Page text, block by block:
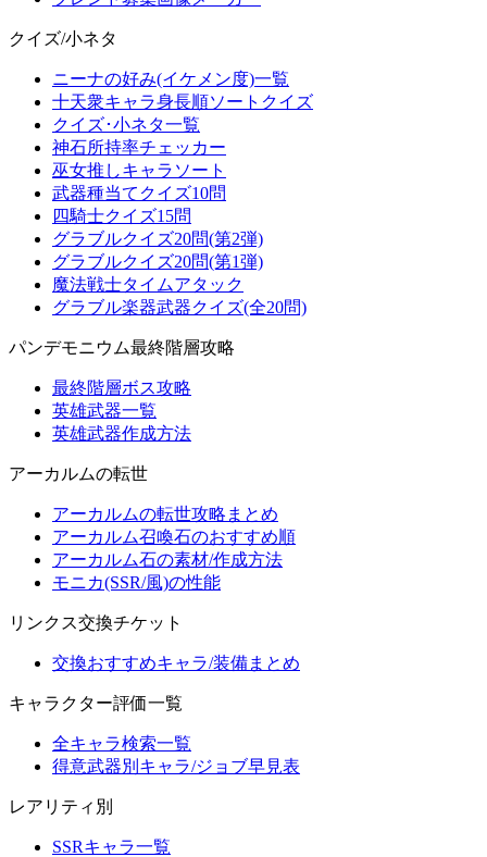
クイズ/小ネタ
ニーナの好み(イケメン度)一覧
十天衆キャラ身長順ソートクイズ
クイズ･小ネタ一覧
神石所持率チェッカー
巫女推しキャラソート
武器種当てクイズ10問
四騎士クイズ15問
グラブルクイズ20問(第2弾)
グラブルクイズ20問(第1弾)
魔法戦士タイムアタック
グラブル楽器武器クイズ(全20問)
パンデモニウム最終階層攻略
最終階層ボス攻略
英雄武器一覧
英雄武器作成方法
アーカルムの転世
アーカルムの転世攻略まとめ
アーカルム召喚石のおすすめ順
アーカルム石の素材/作成方法
モニカ(SSR/風)の性能
リンクス交換チケット
交換おすすめキャラ/装備まとめ
キャラクター評価一覧
全キャラ検索一覧
得意武器別キャラ/ジョブ早見表
レアリティ別
SSRキャラ一覧